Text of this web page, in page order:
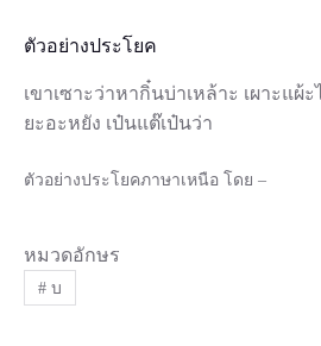
ตัวอย่างประโยค
เขาเซาะว่าหากิ๋นบ่าเหล้าะ เผาะแผ้ะ
ยะอะหยัง เป๋นแต๊เป๋นว่า
ตัวอย่างประโยคภาษาเหนือ โดย –
หมวดอักษร
#บ